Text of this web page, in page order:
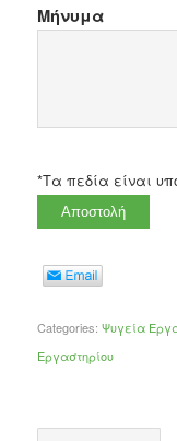
Μήνυμα
*Tα πεδία είναι
Categories: Ψυγεία
Εργαστηρίου